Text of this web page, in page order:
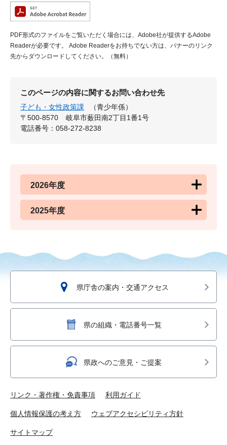
PDF形式のファイルをご覧いただく場合には、Adobe社が提供するAdobe
Readerが必要です。
Adobe Readerをお持ちでない方は、バナーのリンク
先からダウンロードしてください。（無料）
このページの内容に関するお問い合わせ先
子ども・女性政策課
（青少年係）
〒500-8570
岐阜市薮田南2丁目1番1号
電話番号：058-272-8238
2026年度
2025年度
県庁舎の案内・交通アクセス
県の組織・電話番号一覧
県政へのご意見・ご提案
リンク・著作権・免責事項 利用ガイド
個人情報保護の考え方 ウェブアクセシビリティ方針
サイトマップ